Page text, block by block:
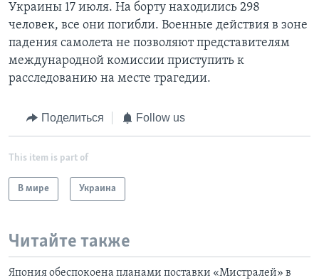
Украины 17 июля. На борту находились 298
человек, все они погибли. Военные действия в зоне
падения самолета не позволяют представителям
международной комиссии приступить к
расследованию на месте трагедии.
Поделиться Follow us
This item is part of
В мире Украина
Читайте также
Япония обеспокоена планами поставки «Мистралей» в